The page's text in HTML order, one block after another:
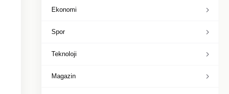
Ekonomi
Spor
Teknoloji
Magazin